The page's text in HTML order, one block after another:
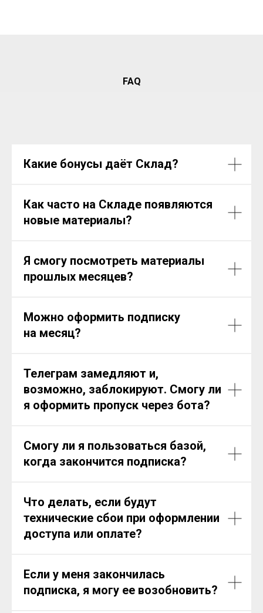
FAQ
Какие бонусы даёт Склад?
Как часто на Складе появляются
новые материалы?
Я смогу посмотреть материалы
прошлых месяцев?
Можно оформить подписку
на месяц?
Телеграм замедляют и,
возможно, заблокируют. Смогу ли
я оформить пропуск через бота?
Смогу ли я пользоваться базой,
когда закончится подписка?
Что делать, если будут
технические сбои при оформлении
доступа или оплате?
Если у меня закончилась
подписка, я могу ее возобновить?